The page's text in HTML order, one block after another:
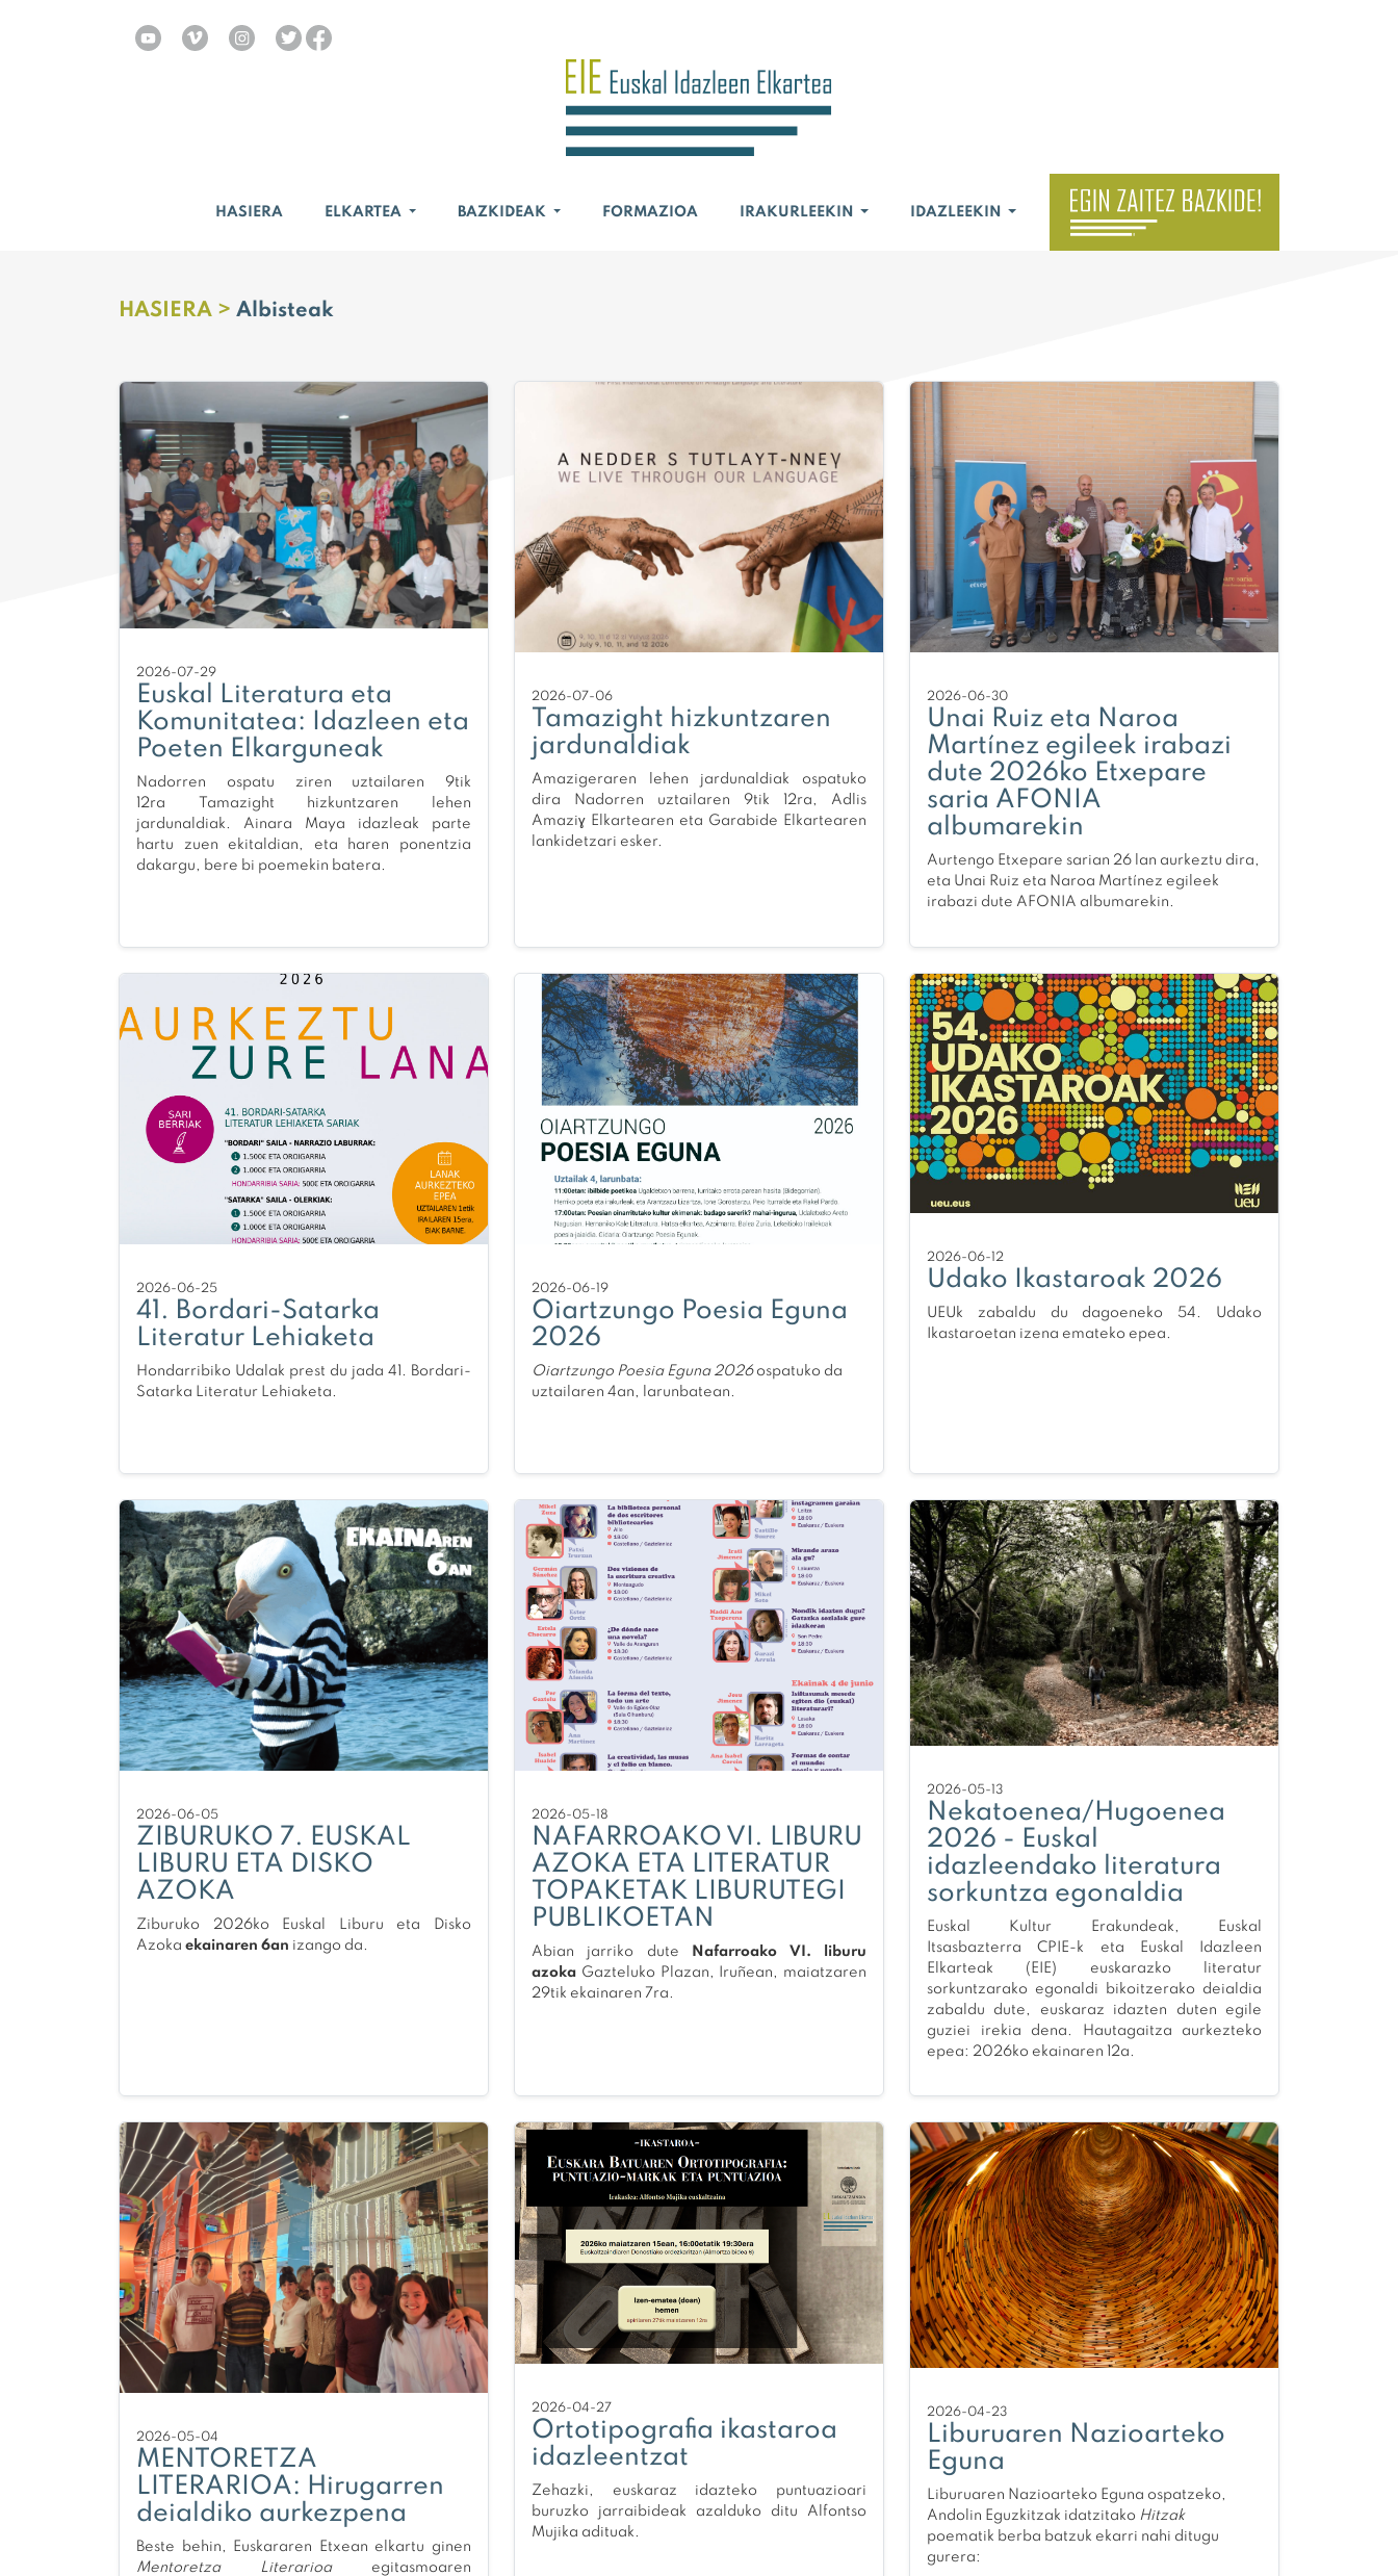
HASIERA ELKARTEA BAZKIDEAK FORMAZIOA IRAKURLEEKIN IDAZLEEKIN
HASIERA > Albisteak
2026-07-29
Euskal Literatura eta
Komunitatea: Idazleen eta
Poeten Elkarguneak
Nadorren ospatu ziren uztailaren 9tik
12ra Tamazight hizkuntzaren lehen
jardunaldiak. Ainara Maya idazleak parte
hartu zuen ekitaldian, eta haren ponentzia
dakargu, bere bi poemekin batera.
2026-07-06
Tamazight hizkuntzaren
jardunaldiak
Amazigeraren lehen jardunaldiak ospatuko
dira Nadorren uztailaren 9tik 12ra, Adlis
Amaziɣ Elkartearen eta Garabide Elkartearen
lankidetzari esker.
2026-06-30
Unai Ruiz eta Naroa
Martínez egileek irabazi
dute 2026ko Etxepare
saria AFONIA
albumarekin
Aurtengo Etxepare sarian 26 lan aurkeztu dira,
eta Unai Ruiz eta Naroa Martínez egileek
irabazi dute AFONIA albumarekin.
2026-06-25
41. Bordari-Satarka
Literatur Lehiaketa
Hondarribiko Udalak prest du jada 41. Bordari-
Satarka Literatur Lehiaketa.
2026-06-19
Oiartzungo Poesia Eguna
2026
Oiartzungo Poesia Eguna 2026ospatuko da
uztailaren 4an, larunbatean.
2026-06-12
Udako Ikastaroak 2026
UEUk zabaldu du dagoeneko 54. Udako
Ikastaroetan izena emateko epea.
2026-06-05
ZIBURUKO 7. EUSKAL
LIBURU ETA DISKO
AZOKA
Ziburuko 2026ko Euskal Liburu eta Disko
Azoka ekainaren 6an izango da.
2026-05-18
NAFARROAKO VI. LIBURU
AZOKA ETA LITERATUR
TOPAKETAK LIBURUTEGI
PUBLIKOETAN
Abian jarriko dute
Nafarroako VI. liburu
azoka Gazteluko Plazan, Iruñean, maiatzaren
29tik ekainaren 7ra.
2026-05-13
Nekatoenea/Hugoenea
2026 - Euskal
idazleendako literatura
sorkuntza egonaldia
Euskal Kultur Erakundeak, Euskal
Itsasbazterra CPIE-k eta Euskal Idazleen
Elkarteak (EIE) euskarazko literatur
sorkuntzarako egonaldi bikoitzerako deialdia
zabaldu dute, euskaraz idazten duten egile
guziei irekia dena. Hautagaitza aurkezteko
epea: 2026ko ekainaren 12a.
2026-05-04
MENTORETZA
LITERARIOA: Hirugarren
deialdiko aurkezpena
Beste behin, Euskararen Etxean elkartu ginen
Mentoretza Literarioa egitasmoaren
2026-04-27
Ortotipografia ikastaroa
idazleentzat
Zehazki, euskaraz idazteko puntuazioari
buruzko jarraibideak azalduko ditu Alfontso
Mujika adituak.
2026-04-23
Liburuaren Nazioarteko
Eguna
Liburuaren Nazioarteko Eguna ospatzeko,
Andolin Eguzkitzak idatzitako Hitzak
poematik berba batzuk ekarri nahi ditugu
gurera: